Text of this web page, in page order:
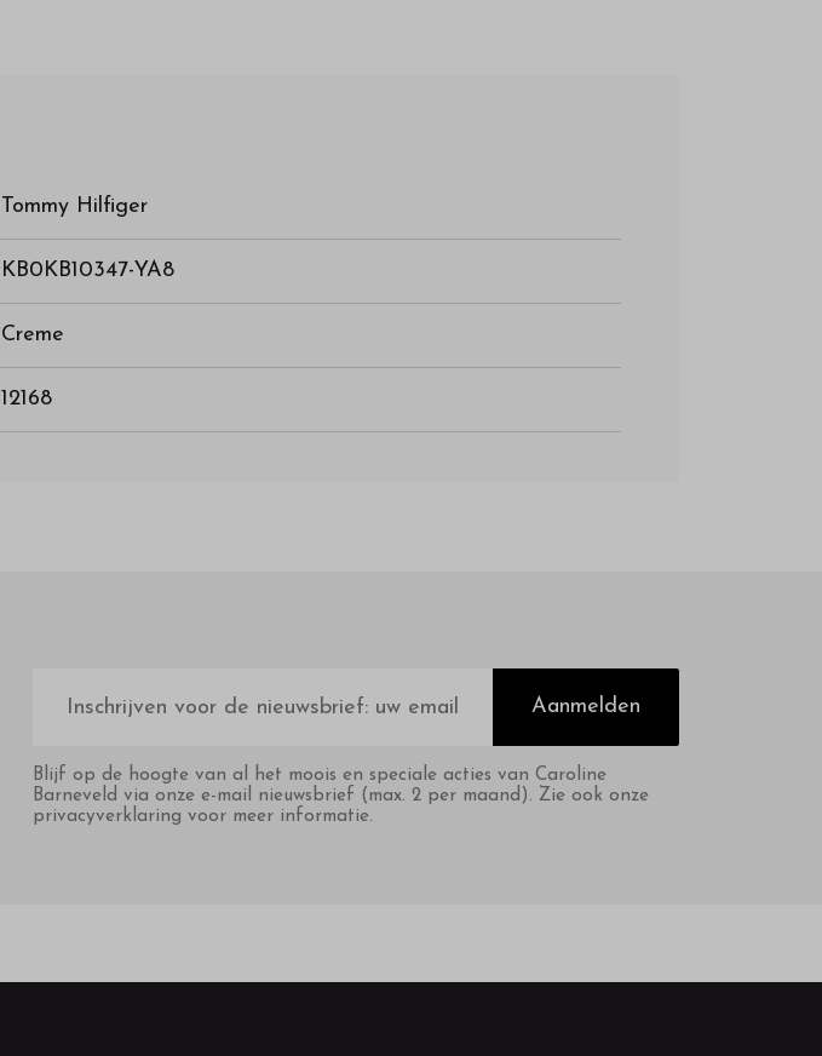
Tommy Hilfiger
KB0KB10347-YA8
Creme
12168
mailadres
Aanmelden
Blijf op de hoogte van al het moois en speciale acties van Caroline
Barneveld via onze e-mail nieuwsbrief (max. 2 per maand). Zie ook onze
privacyverklaring voor meer informatie.